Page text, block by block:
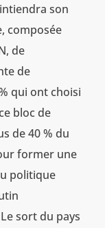
son
composée
de
de
qui ont choisi
bloc de
de 40 % du
former une
politique
sort du pays